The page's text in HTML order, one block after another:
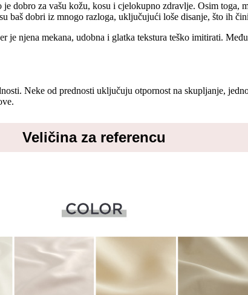
dobro za vašu kožu, kosu i cjelokupno zdravlje. Osim toga,
baš dobri iz mnogo razloga, uključujući loše disanje, što ih
je njena mekana, udobna i glatka tekstura teško imitirati.
Neke od prednosti uključuju otpornost na skupljanje,
Veličina za referencu